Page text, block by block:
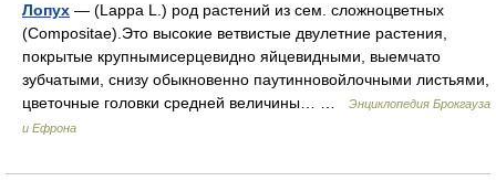
Лопух — (Lappa L.) род растений из сем. сложноцветных
(Compositae).Это высокие ветвистые двулетние растения,
покрытые крупнымисерцевидно яйцевидными, выемчато
зубчатыми, снизу обыкновенно паутинновойлочными листьями,
цветочные головки средней величины… …
Энциклопедия Брокгауза
и Ефрона